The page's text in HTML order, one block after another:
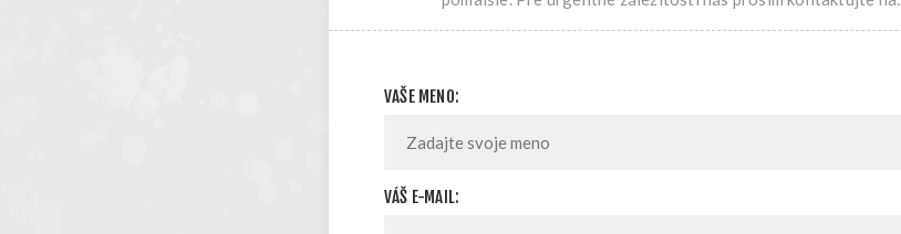
VAŠE MENO:
VÁŠ E-MAIL: